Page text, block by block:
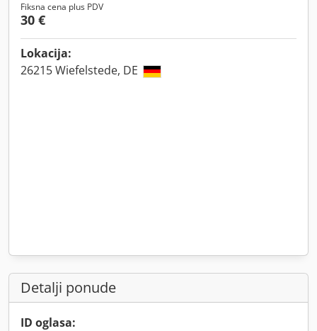
Fiksna cena plus PDV
30 €
Lokacija:
26215 Wiefelstede, DE
Detalji ponude
ID oglasa: